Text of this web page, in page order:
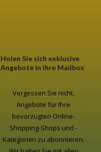
Holen Sie sich exklusive
Angebote in Ihre Mailbox
Vergessen Sie nicht,
Angebote für Ihre
bevorzugten Online-
Shopping-Shops und -
Kategorien zu abonnieren.